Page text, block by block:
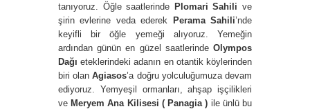
tanıyoruz. Öğle saatlerinde Plomari Sahili ve
şirin evlerine veda ederek Perama Sahili’nde
keyifli bir öğle yemeği alıyoruz. Yemeğin
ardından günün en güzel saatlerinde Olympos
Dağı eteklerindeki adanın en otantik köylerinden
biri olanAgiasos’a doğru yolculuğumuza devam
ediyoruz. Yemyeşil ormanları, ahşap işçilikleri
veMeryem Ana Kilisesi ( Panagia ) ile ünlü bu